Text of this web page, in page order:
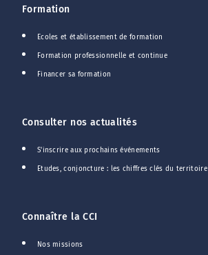
Formation
Ecoles et établissement de formation
Formation professionnelle et continue
Financer sa formation
Consulter nos actualités
S'inscrire aux prochains événements
Etudes, conjoncture : les chiffres clés du territoire
Connaître la CCI
Nos missions